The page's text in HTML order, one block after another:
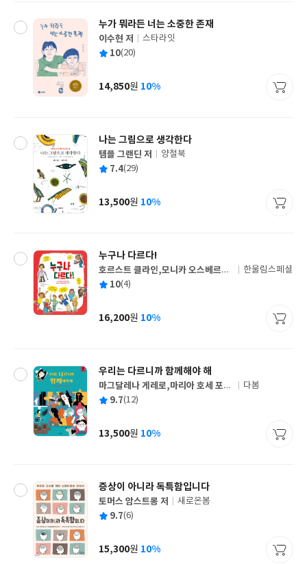
누가 뭐라든 너는 소중한 존재
글
쓴
이수현 저
출
사
스타라잇
평 10(20)
가
14,850원 10%
나는 그림으로 생각한다
글
쓴
템플 그랜딘 저
출
사
양철북
평 7.4(29)
가
13,500원 10%
누구나 다르다!
글
쓴
호르스트 클라인,모니카 오스베르크
하우스 글/최성욱 역
출
사
한울림스페셜
평 10(4)
가
16,200원 10%
우리는 다르니까 함께해야 해
글
쓴
마그달레나 게레로,마리아 호세 포블
레테 글/알프레도 카세레스 그림/김
출
사
다봄
평 9.7(12)
가
13,500원 10%
증상이 아니라 독특함입니다
글
쓴
토머스 암스트롱 저
출
사
새로온봄
평 9.7(6)
가
15,300원 10%